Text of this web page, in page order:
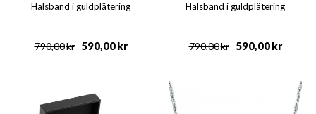
Halsband i guldplätering
kr
790,00 kr
590,00
Halsband i guldplätering
kr
790,00 kr
590,00